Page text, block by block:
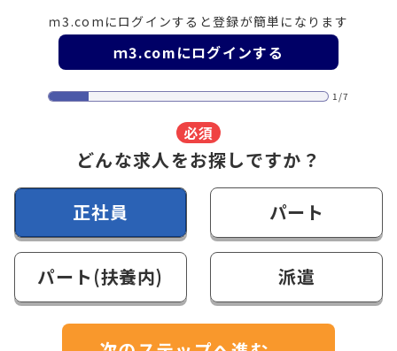
ｍ3.comにログインすると登録が簡単になります
ｍ3.comにログインする
1/7
必須
どんな求人をお探しですか？
正社員 パート
パート(扶養内) 派遣